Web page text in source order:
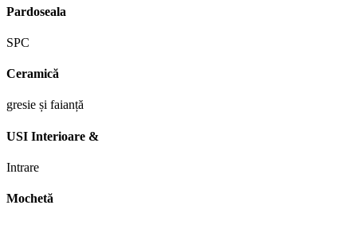
Pardoseala
SPC
Ceramică
gresie și faianță
USI Interioare &
Intrare
Mochetă